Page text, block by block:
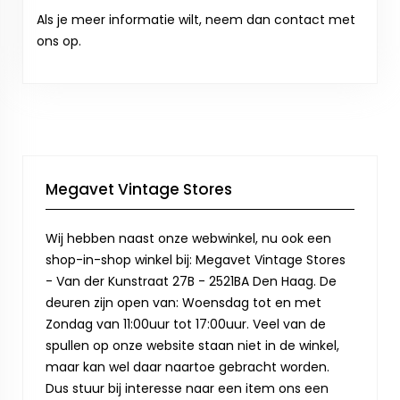
Als je meer informatie wilt, neem dan contact met
ons op.
Megavet Vintage Stores
Wij hebben naast onze webwinkel, nu ook een
shop-in-shop winkel bij: Megavet Vintage Stores
- Van der Kunstraat 27B - 2521BA Den Haag. De
deuren zijn open van: Woensdag tot en met
Zondag van 11:00uur tot 17:00uur. Veel van de
spullen op onze website staan niet in de winkel,
maar kan wel daar naartoe gebracht worden.
Dus stuur bij interesse naar een item ons een